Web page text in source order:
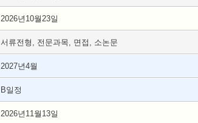
2026년10월23일
서류전형, 전문과목, 면접, 소논문
2027년4월
B일정
2026년11월13일